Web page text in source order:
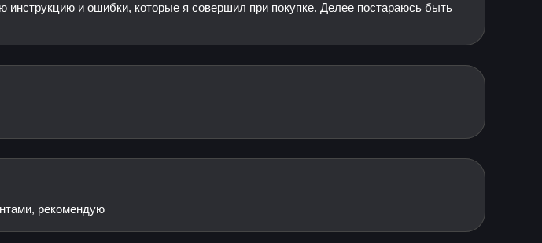
и ошибки, которые я совершил при покупке. Делее постараюсь быть
рекомендую